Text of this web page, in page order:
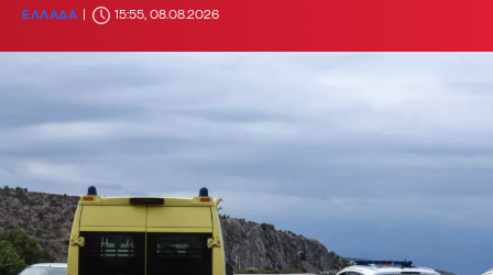
ΕΛΛΑΔΑ 15:55, 08.08.2026